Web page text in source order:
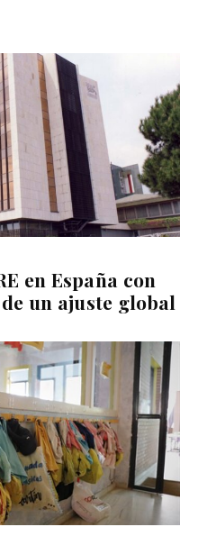
en España con
un ajuste global